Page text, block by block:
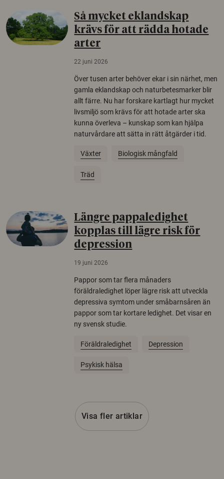
Så mycket eklandskap
krävs för att rädda hotade
arter
22 juni 2026
Över tusen arter behöver ekar i sin närhet, men
gamla eklandskap och naturbetesmarker blir
allt färre. Nu har forskare kartlagt hur mycket
livsmiljö som krävs för att hotade arter ska
kunna överleva – kunskap som kan hjälpa
naturvårdare att sätta in rätt åtgärder i tid.
Växter Biologisk mångfald
Träd
Längre pappaledighet
kopplas till lägre risk för
depression
19 juni 2026
Pappor som tar flera månaders
föräldraledighet löper lägre risk att utveckla
depressiva symtom under småbarnsåren än
pappor som tar kortare ledighet. Det visar en
ny svensk studie.
Föräldraledighet Depression
Psykisk hälsa
Visa fler artiklar